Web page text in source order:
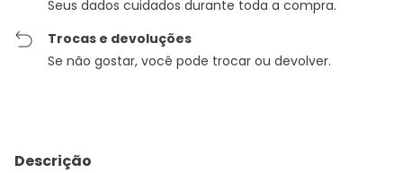
Seus dados cuidados durante toda a compra.
Trocas e devoluções
Se não gostar, você pode trocar ou devolver.
Descrição